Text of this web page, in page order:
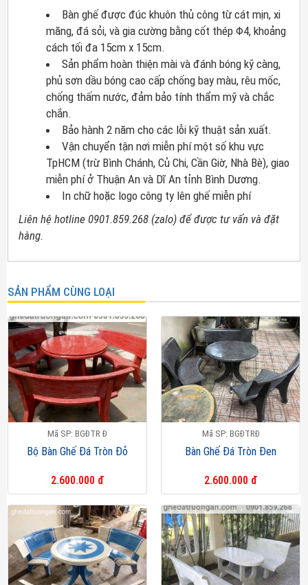
Bàn ghế được đúc khuôn thủ công từ cát mịn, xi
măng, đá sỏi, và gia cường bằng cốt thép Φ4, khoảng
cách tối đa 15cm x 15cm.
Sản phẩm hoàn thiện mài và đánh bóng kỹ càng,
phủ sơn dầu bóng cao cấp chống bay màu, rêu mốc,
chống thấm nước, đảm bảo tính thẩm mỹ và chắc
chắn.
Bảo hành 2 năm cho các lỗi kỹ thuật sản xuất.
Vận chuyển tận nơi miễn phí một số khu vực
TpHCM (trừ Bình Chánh, Củ Chi, Cần Giờ, Nhà Bè), giao
miễn phí ở Thuận An và Dĩ An tỉnh Bình Dương.
In chữ hoặc logo công ty lên ghế miễn phí
Liên hệ hotline 0901.859.268 (zalo) để được tư vấn và đặt
hàng.
SẢN PHẨM CÙNG LOẠI
Mã SP: BGĐTR Đ
Bộ Bàn Ghế Đá Tròn Đỏ
2.600.000 đ
Mã SP: BGĐTRĐ
Bàn Ghế Đá Tròn Đen
2.600.000 đ